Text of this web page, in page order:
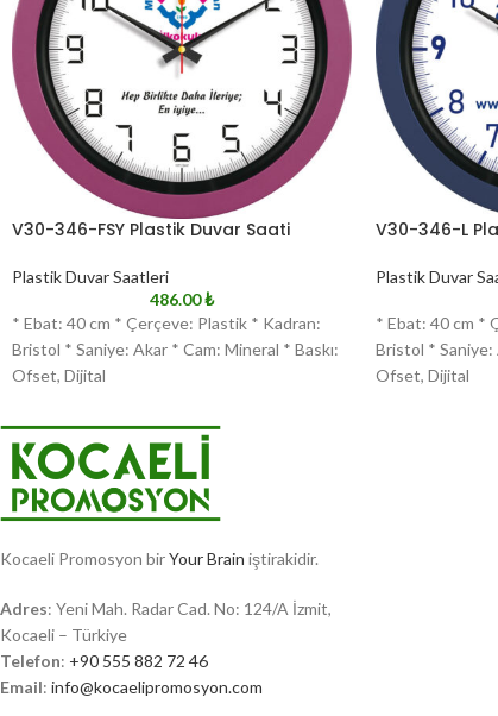
V30-346-FSY Plastik Duvar Saati
Plastik Duvar Saatleri
486.00₺
* Ebat: 40 cm * Çerçeve: Plastik * Kadran:
Bristol * Saniye: Akar * Cam: Mineral * Baskı:
Ofset, Dijital
V30-346-L
Plastik Duvar
* Ebat: 40 cm *
Bristol * Saniye:
Ofset, Dijital
Kocaeli Promosyon birYour Brain iştirakidir.
Adres: Yeni Mah. Radar Cad. No: 124/A İzmit,
Kocaeli – Türkiye
Telefon: +90 555 882 72 46
Email: info@kocaelipromosyon.com